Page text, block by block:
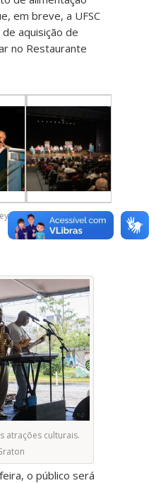
em breve, a UFSC
aquisição de
no Restaurante
Foto: Andrey
Santiago
atrações culturais.
o público será